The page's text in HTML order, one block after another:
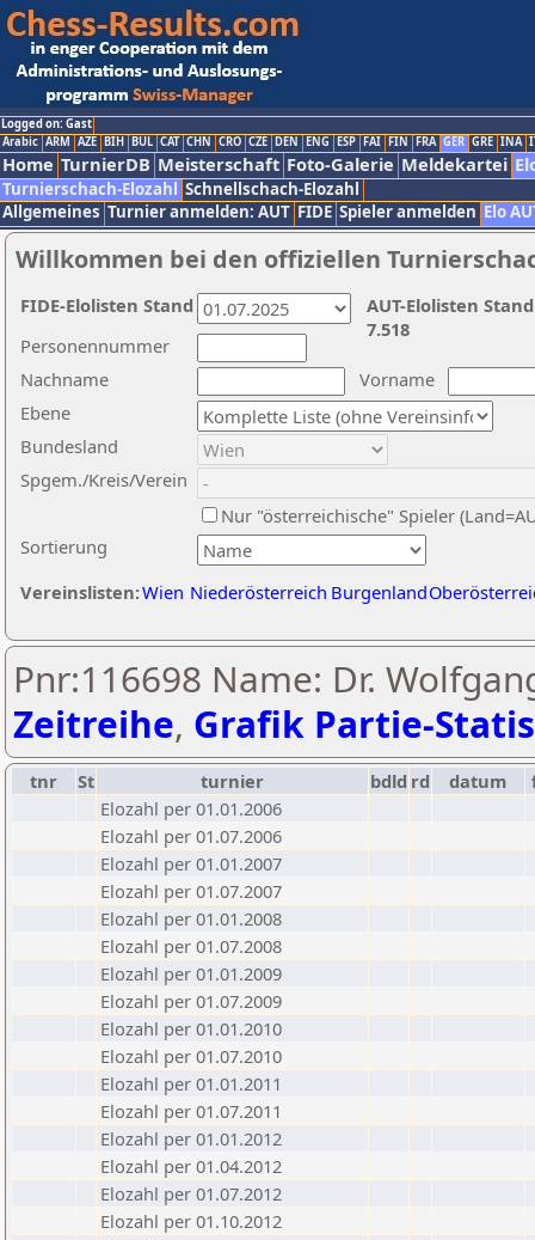
Logged on: Gast
Arabic ARM AZE BIH BUL CAT CHN CRO CZE DEN ENG ESP FAI FIN FRA GER GRE INA
Home TurnierDB Meisterschaft Foto-Galerie Meldekartei
Turnierschach-Elozahl Schnellschach-Elozahl
Allgemeines Turnier anmelden: AUT FIDE Spieler anmelden Elo
Willkommen bei den offiziellen
Nachname
Vorname
Ebene
Sortierung
Personennummer
Bundesland
Spgem./Kreis/Verein
Nur "österreichische" Spieler
Vereinslisten:Wien Niederösterreich Burgenland
AUT-Elolisten
7.518
FIDE-Elolisten Stand
Pnr:116698 Name: Dr.
Zeitreihe, Grafik Partie-
tnr St turnier bdld rd datum
Elozahl per 01.01.2006
Elozahl per 01.07.2006
Elozahl per 01.01.2007
Elozahl per 01.07.2007
Elozahl per 01.01.2008
Elozahl per 01.07.2008
Elozahl per 01.01.2009
Elozahl per 01.07.2009
Elozahl per 01.01.2010
Elozahl per 01.07.2010
Elozahl per 01.01.2011
Elozahl per 01.07.2011
Elozahl per 01.01.2012
Elozahl per 01.04.2012
Elozahl per 01.07.2012
Elozahl per 01.10.2012